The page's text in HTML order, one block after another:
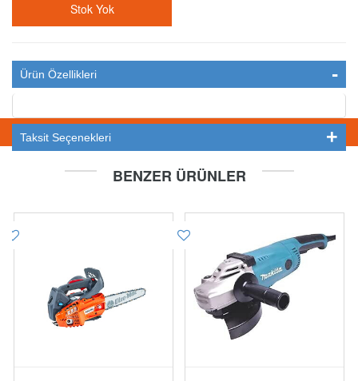
Stok Yok
Ürün Özellikleri
Taksit Seçenekleri
BENZER ÜRÜNLER